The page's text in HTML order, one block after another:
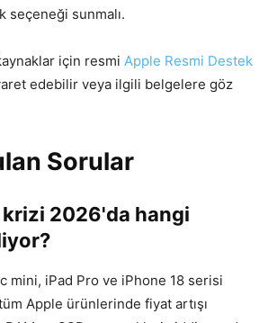
sunmalı.
için resmi Apple Resmi Destek
edebilir veya ilgili belgelere göz
Sorular
2026'da hangi
mini, iPad Pro ve iPhone 18 serisi
Apple ürünlerinde fiyat artışı